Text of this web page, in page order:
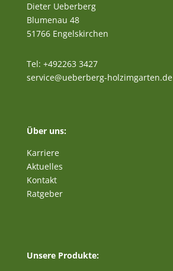
Dieter Ueberberg
Blumenau 48
51766 Engelskirchen
Tel: +492263 3427
service@ueberberg-holzimgarten.de
Über uns:
Karriere
Aktuelles
Kontakt
Ratgeber
Unsere Produkte: